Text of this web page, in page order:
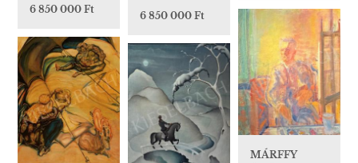
6 850 000 Ft
6 850 000 Ft
MÁRFFY